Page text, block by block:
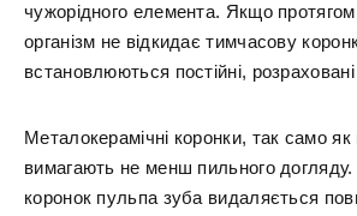
чужорідного елемента. Якщо
організм не відкидає тимчасову
встановлюються постійні,
Металокерамічні коронки, так само як
вимагають не менш пильного догляду.
коронок пульпа зуба видаляється